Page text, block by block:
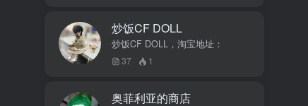
炒饭CF DOLL
炒饭CF DOLL，淘宝地址：
37 1
奥菲利亚的商店